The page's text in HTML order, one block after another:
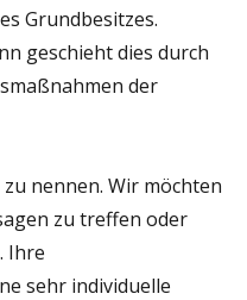
Grundbesitzes.
geschieht dies durch
der
nennen. Wir möchten
zu treffen oder
Ihre
sehr individuelle